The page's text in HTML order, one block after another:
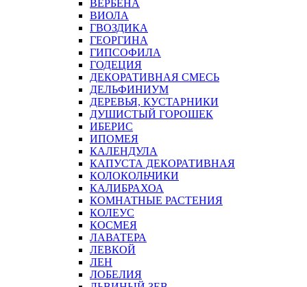
ВЕРБЕНА
ВИОЛА
ГВОЗДИКА
ГЕОРГИНА
ГИПСОФИЛА
ГОДЕЦИЯ
ДЕКОРАТИВНАЯ СМЕСЬ
ДЕЛЬФИНИУМ
ДЕРЕВЬЯ, КУСТАРНИКИ
ДУШИСТЫЙ ГОРОШЕК
ИБЕРИС
ИПОМЕЯ
КАЛЕНДУЛА
КАПУСТА ДЕКОРАТИВНАЯ
КОЛОКОЛЬЧИКИ
КАЛИБРАХОА
КОМНАТНЫЕ РАСТЕНИЯ
КОЛЕУС
КОСМЕЯ
ЛАВАТЕРА
ЛЕВКОЙ
ЛЕН
ЛОБЕЛИЯ